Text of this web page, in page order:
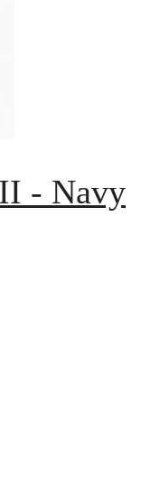
- Navy